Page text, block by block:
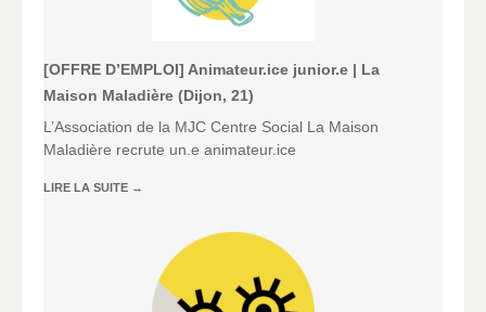
[OFFRE D’EMPLOI] Animateur.ice junior.e | La
Maison Maladière (Dijon, 21)
L’Association de la MJC Centre Social La Maison
Maladière recrute un.e animateur.ice
LIRE LA SUITE →